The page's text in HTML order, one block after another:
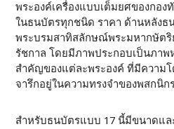
พระองค์เครื่องแบบเต็มยศของกอ
ในธนบัตรทุกชนิด ราคา ด้านหลัง
พระบรมสาทิสลักษณ์พระมหากษัตริ
รัชกาล โดยมีภาพประกอบเป็นภา
สำคัญของแต่ละพระองค์ ที่มีความ
จารึกอยู่ในความทรงจำของพสกนิก
สำหรับธนบัตรแบบ 17 นี้มีขนาดแล